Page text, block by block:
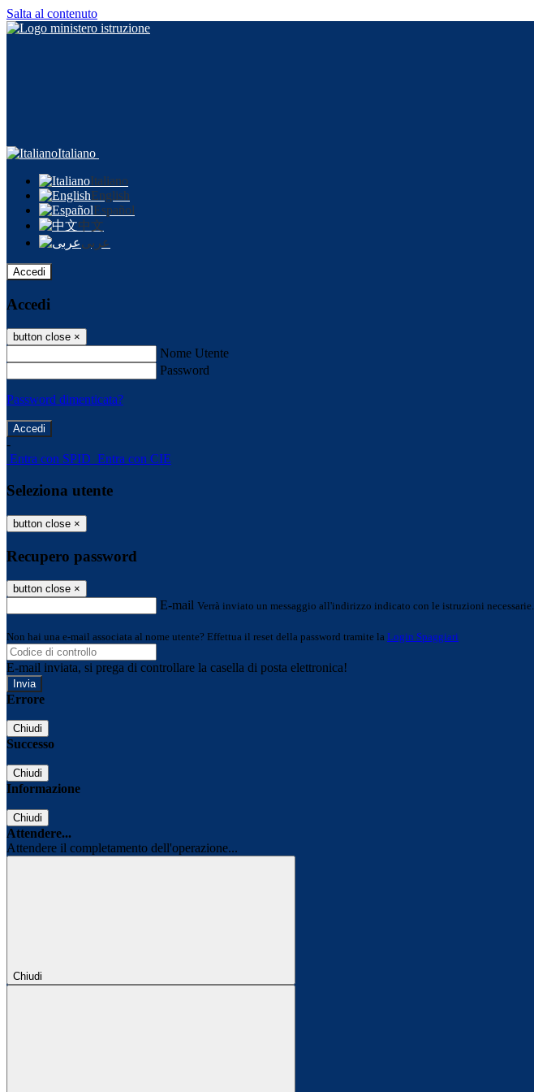
Salta al contenuto
Italiano
Italiano
English
Español
中文
عربى
Accedi
Accedi
button close ×
Nome Utente
Password
Password dimenticata?
-
Entra con SPID Entra con CIE
Seleziona utente
button close ×
Recupero password
button close ×
E-mail Verrà inviato un messaggio all'indirizzo indicato con le istruzioni necessarie.
Non hai una e-mail associata al nome utente? Effettua il reset della password tramite la Login Spaggiari
E-mail inviata, si prega di controllare la casella di posta elettronica!
Errore
Chiudi
Successo
Chiudi
Informazione
Chiudi
Attendere...
Attendere il completamento dell'operazione...
Chiudi